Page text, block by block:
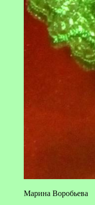
Марина Воробьева